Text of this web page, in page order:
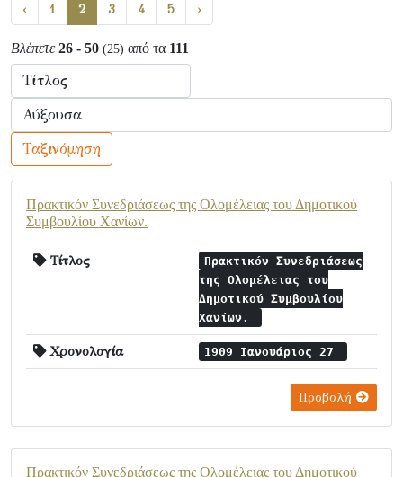
‹ 1 2 3 4 5 ›
Βλέπετε 26 - 50 (25) από τα 111
Ταξινόμηση
Πρακτικόν Συνεδριάσεως της Ολομέλειας του Δημοτικού
Συμβουλίου Χανίων.
Τίτλος
Πρακτικόν Συνεδριάσεως
της Ολομέλειας του
Δημοτικού Συμβουλίου
Χανίων.
Χρονολογία 1909 Ιανουάριος 27
Προβολή
Πρακτικόν Συνεδριάσεως της Ολομέλειας του Δημοτικού